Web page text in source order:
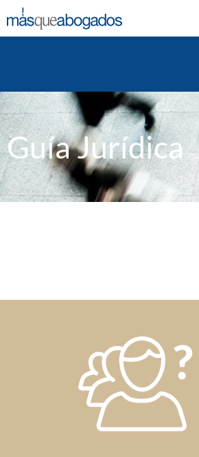
Guía Jurídica